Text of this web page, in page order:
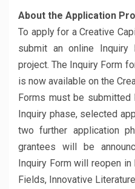
About the Application
To apply for a Creative
submit an online
project. The Inquiry Form
is now available on the
Forms must be submitted
Inquiry phase, selected
two further application
grantees will be
Inquiry Form will reopen
Fields, Innovative